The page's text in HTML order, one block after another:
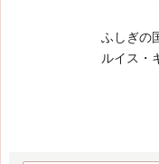
ふしぎの
ルイス・